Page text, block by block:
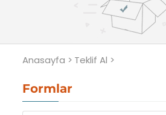
Anasayfa > Teklif Al >
Formlar